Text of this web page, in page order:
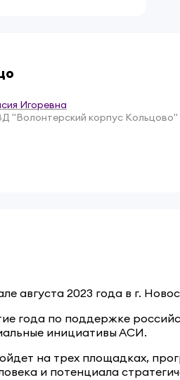
Игоревна
"Волонтерский корпус Кольцово"
августа 2023 года в г.
года по поддержке
инициативы АСИ.
на трех площадках,
и потенциала